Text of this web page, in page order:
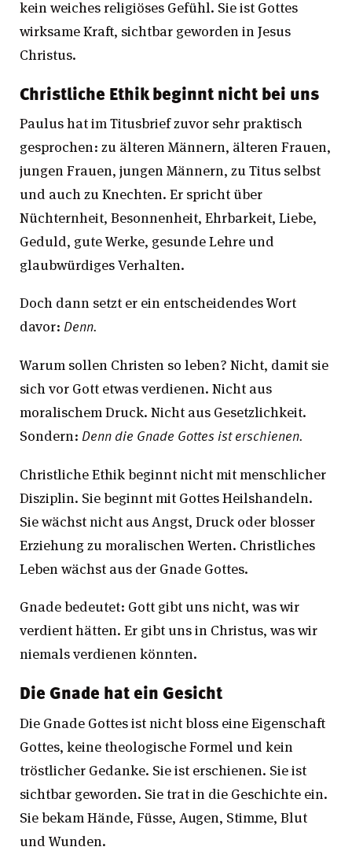
kein weiches religiöses Gefühl. Sie ist Gottes
wirksame Kraft, sichtbar geworden in Jesus
Christus.
Christliche Ethik beginnt nicht bei uns
Paulus hat im Titusbrief zuvor sehr praktisch
gesprochen: zu älteren Männern, älteren Frauen,
jungen Frauen, jungen Männern, zu Titus selbst
und auch zu Knechten. Er spricht über
Nüchternheit, Besonnenheit, Ehrbarkeit, Liebe,
Geduld, gute Werke, gesunde Lehre und
glaubwürdiges Verhalten.
Doch dann setzt er ein entscheidendes Wort
davor: Denn.
Warum sollen Christen so leben? Nicht, damit sie
sich vor Gott etwas verdienen. Nicht aus
moralischem Druck. Nicht aus Gesetzlichkeit.
Sondern: Denn die Gnade Gottes ist erschienen.
Christliche Ethik beginnt nicht mit menschlicher
Disziplin. Sie beginnt mit Gottes Heilshandeln.
Sie wächst nicht aus Angst, Druck oder blosser
Erziehung zu moralischen Werten. Christliches
Leben wächst aus der Gnade Gottes.
Gnade bedeutet: Gott gibt uns nicht, was wir
verdient hätten. Er gibt uns in Christus, was wir
niemals verdienen könnten.
Die Gnade hat ein Gesicht
Die Gnade Gottes ist nicht bloss eine Eigenschaft
Gottes, keine theologische Formel und kein
tröstlicher Gedanke. Sie ist erschienen. Sie ist
sichtbar geworden. Sie trat in die Geschichte ein.
Sie bekam Hände, Füsse, Augen, Stimme, Blut
und Wunden.